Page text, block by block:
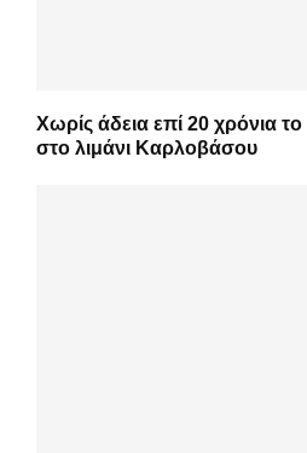
Χωρίς άδεια επί 20 χρόνια
στο λιμάνι Καρλοβάσου